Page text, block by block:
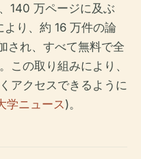
140 万ページに及ぶ
り、約 16 万件の論
され、すべて無料で全
この取り組みにより、
アクセスできるように
学ニュース)。